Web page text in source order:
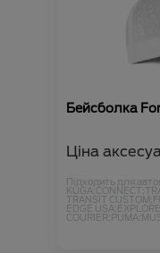
Бейсболка
Ціна
Підходить для
KUGA;CONNECT;
TRANSIT CUSTOM;
EDGE USA;
COURIER;PUMA;